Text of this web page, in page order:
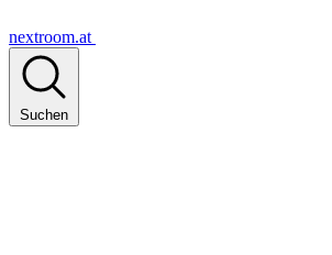
nextroom.at
Suchen